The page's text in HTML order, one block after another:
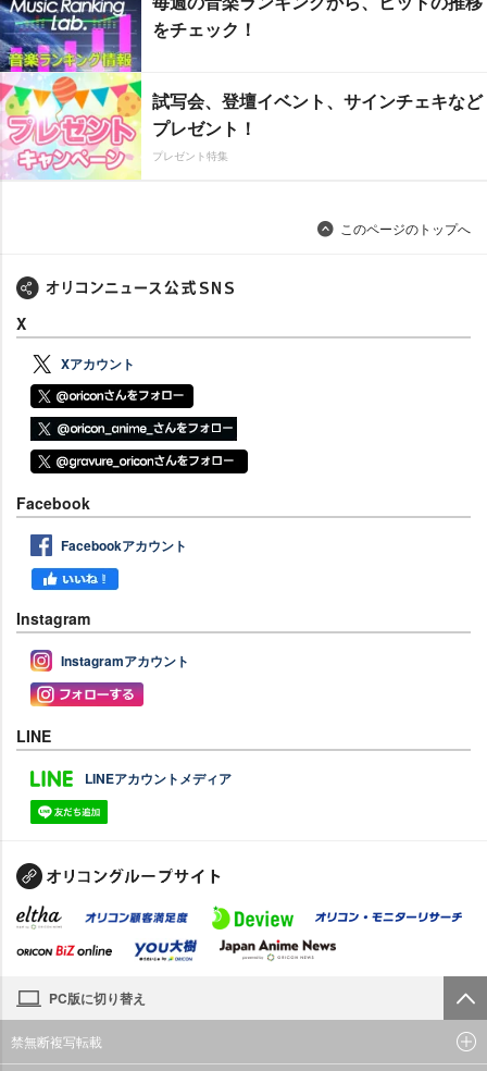
をチェック！
試写会、登壇イベント、サインチェキなど
プレゼント！
プレゼント特集
このページのトップへ
X
Xアカウント
Facebook
Facebookアカウント
Instagram
Instagramアカウント
LINE
LINEアカウントメディア
PC版に切り替え
禁無断複写転載